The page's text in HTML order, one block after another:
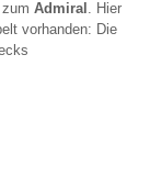
Admiral . Hier
vorhanden: Die